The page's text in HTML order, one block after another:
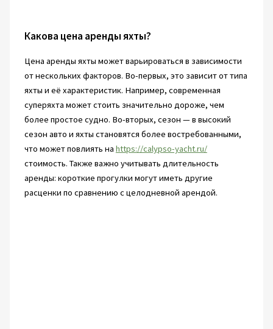
Какова цена аренды яхты?
Цена аренды яхты может варьироваться в зависимости
от нескольких факторов. Во-первых, это зависит от типа
яхты и её характеристик. Например, современная
суперяхта может стоить значительно дороже, чем
более простое судно. Во-вторых, сезон — в высокий
сезон авто и яхты становятся более востребованными,
что может повлиять на https://calypso-yacht.ru/
стоимость. Также важно учитывать длительность
аренды: короткие прогулки могут иметь другие
расценки по сравнению с целодневной арендой.